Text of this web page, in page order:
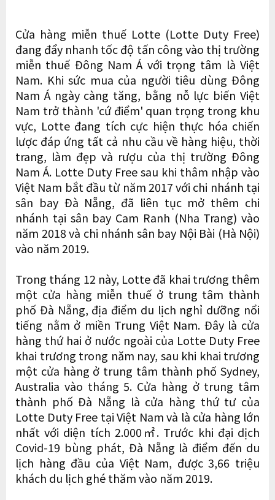
Cửa hàng miễn thuế Lotte (Lotte Duty Free)
đang đẩy nhanh tốc độ tấn công vào thị trường
miễn thuế Đông Nam Á với trọng tâm là Việt
Nam. Khi sức mua của người tiêu dùng Đông
Nam Á ngày càng tăng, bằng nỗ lực biến Việt
Nam trở thành 'cứ điểm' quan trọng trong khu
vực, Lotte đang tích cực hiện thực hóa chiến
lược đáp ứng tất cả nhu cầu về hàng hiệu, thời
trang, làm đẹp và rượu của thị trường Đông
Nam Á. Lotte Duty Free sau khi thâm nhập vào
Việt Nam bắt đầu từ năm 2017 với chi nhánh tại
sân bay Đà Nẵng, đã liên tục mở thêm chi
nhánh tại sân bay Cam Ranh (Nha Trang) vào
năm 2018 và chi nhánh sân bay Nội Bài (Hà Nội)
vào năm 2019.
Trong tháng 12 này, Lotte đã khai trương thêm
một cửa hàng miễn thuế ở trung tâm thành
phố Đà Nẵng, địa điểm du lịch nghỉ dưỡng nổi
tiếng nằm ở miền Trung Việt Nam. Đây là cửa
hàng thứ hai ở nước ngoài của Lotte Duty Free
khai trương trong năm nay, sau khi khai trương
một cửa hàng ở trung tâm thành phố Sydney,
Australia vào tháng 5. Cửa hàng ở trung tâm
thành phố Đà Nẵng là cửa hàng thứ tư của
Lotte Duty Free tại Việt Nam và là cửa hàng lớn
nhất với diện tích 2.000㎡. Trước khi đại dịch
Covid-19 bùng phát, Đà Nẵng là điểm đến du
lịch hàng đầu của Việt Nam, được 3,66 triệu
khách du lịch ghé thăm vào năm 2019.